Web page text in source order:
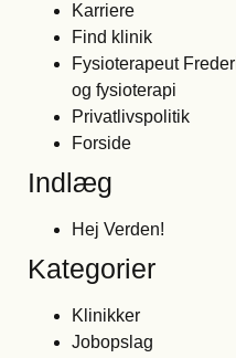
Karriere
Find klinik
Fysioterapeut
og fysioterapi
Privatlivspolitik
Forside
Indlæg
Hej Verden!
Kategorier
Klinikker
Jobopslag